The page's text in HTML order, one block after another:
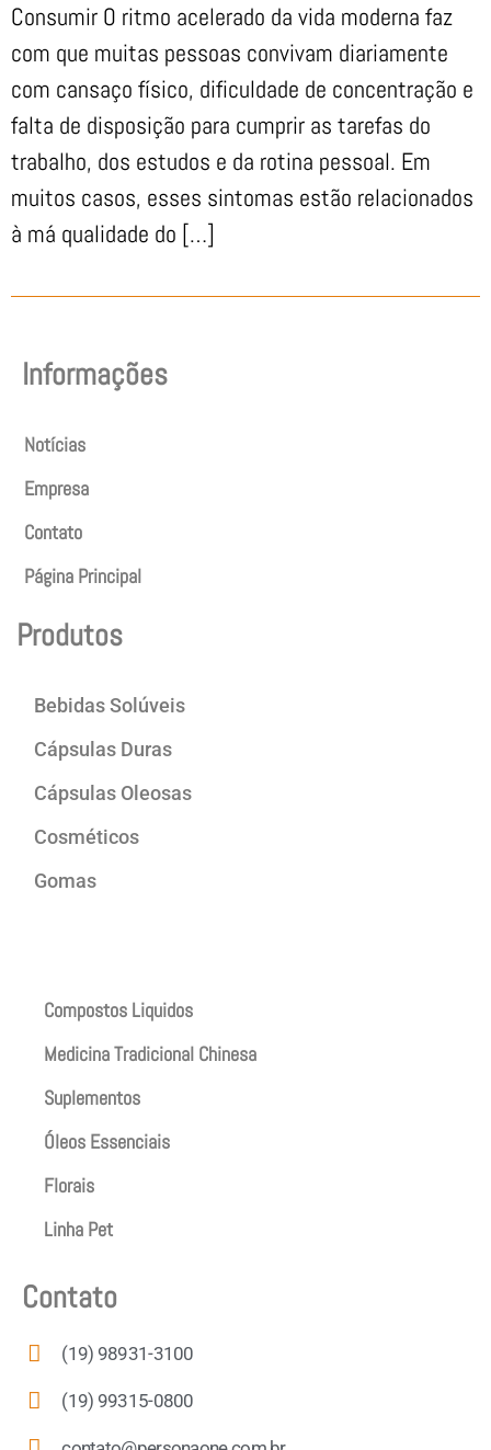
Consumir O ritmo acelerado da vida moderna faz
com que muitas pessoas convivam diariamente
com cansaço físico, dificuldade de concentração e
falta de disposição para cumprir as tarefas do
trabalho, dos estudos e da rotina pessoal. Em
muitos casos, esses sintomas estão relacionados
à má qualidade do […]
Informações
Notícias
Empresa
Contato
Página Principal
Produtos
Bebidas Solúveis
Cápsulas Duras
Cápsulas Oleosas
Cosméticos
Gomas
Compostos Liquidos
Medicina Tradicional Chinesa
Suplementos
Óleos Essenciais
Florais
Linha Pet
Contato
(19) 98931-3100
(19) 99315-0800